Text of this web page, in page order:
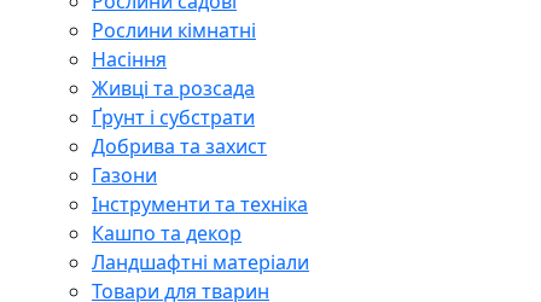
Рослини кімнатні
Насіння
Живці та розсада
Ґрунт і субстрати
Добрива та захист
Газони
Інструменти та техніка
Кашпо та декор
Ландшафтні матеріали
Товари для тварин